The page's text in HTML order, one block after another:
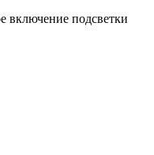
включение подсветки